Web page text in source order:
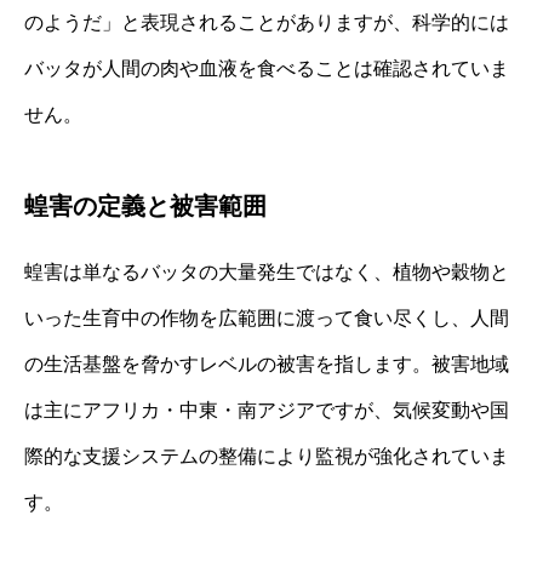
のようだ」と表現されることがありますが、科学的には
バッタが人間の肉や血液を食べることは確認されていま
せん。
蝗害の定義と被害範囲
蝗害は単なるバッタの大量発生ではなく、植物や穀物と
いった生育中の作物を広範囲に渡って食い尽くし、人間
の生活基盤を脅かすレベルの被害を指します。被害地域
は主にアフリカ・中東・南アジアですが、気候変動や国
際的な支援システムの整備により監視が強化されていま
す。